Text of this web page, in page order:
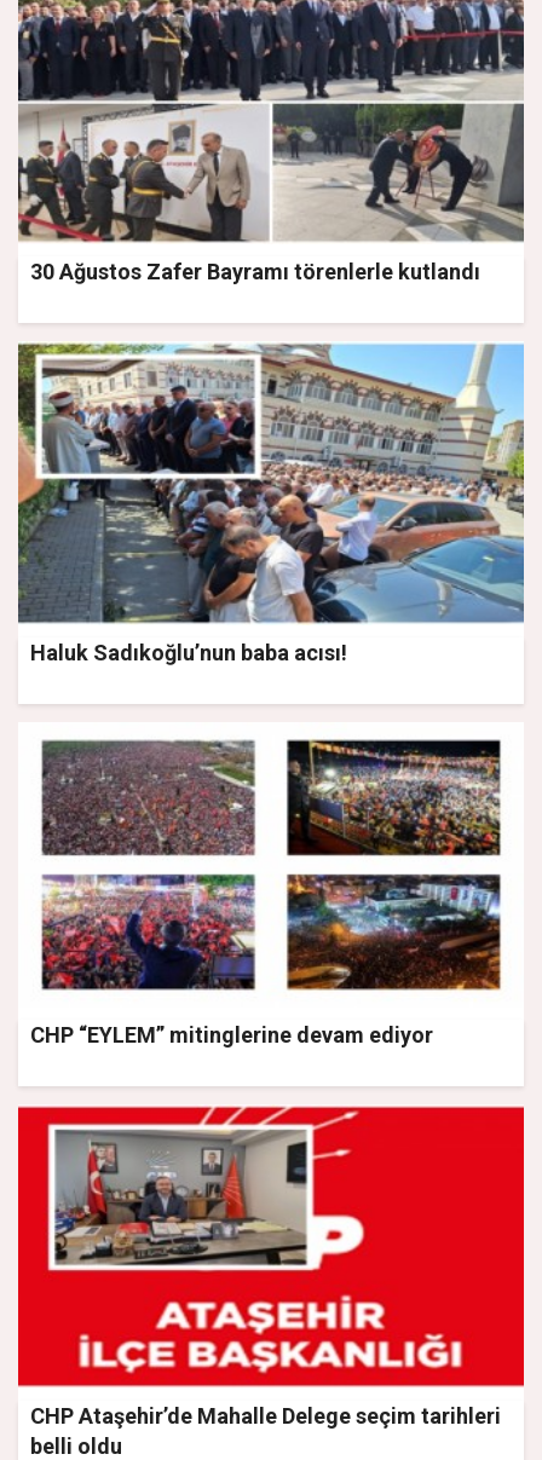
30 Ağustos Zafer Bayramı törenlerle kutlandı
Haluk Sadıkoğlu’nun baba acısı!
CHP “EYLEM” mitinglerine devam ediyor
CHP Ataşehir’de Mahalle Delege seçim tarihleri
belli oldu